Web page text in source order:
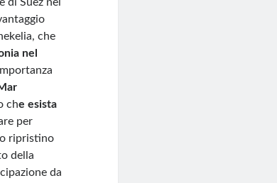
di Suez nel
che
nel
che esista
per
ripristino
della
da